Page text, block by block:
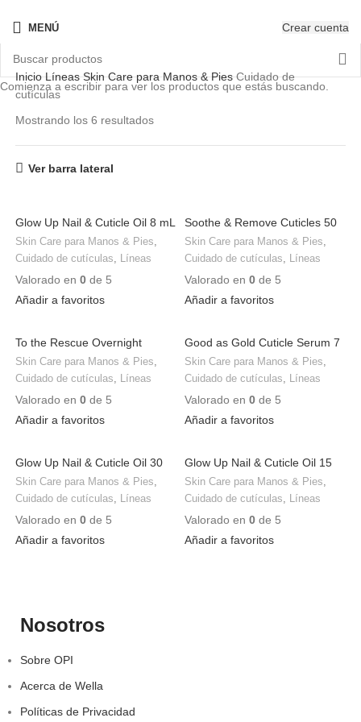
MENÚ Crear cuenta
InicioLíneasSkin Care para Manos & PiesCuidado de
cutículas
Mostrando los 6 resultados
Ver barra lateral
Glow Up Nail & Cuticle Oil 8 mL
Skin Care para Manos & Pies,
Cuidado de cutículas, Líneas
Valorado en0 de 5
Añadir a favoritos
Soothe & Remove Cuticles 50
mL
Skin Care para Manos & Pies,
Cuidado de cutículas, Líneas
Valorado en 0 de 5
Añadir a favoritos
To the Rescue Overnight
Cuticle Balm 20 mL
Skin Care para Manos & Pies,
Cuidado de cutículas, Líneas
Valorado en0 de 5
Añadir a favoritos
Good as Gold Cuticle Serum 7
mL
Skin Care para Manos & Pies,
Cuidado de cutículas, Líneas
Valorado en 0 de 5
Añadir a favoritos
Glow Up Nail & Cuticle Oil 30
mL
Skin Care para Manos & Pies,
Cuidado de cutículas, Líneas
Valorado en0 de 5
Añadir a favoritos
Glow Up Nail & Cuticle Oil 15
mL
Skin Care para Manos & Pies,
Cuidado de cutículas, Líneas
Valorado en 0 de 5
Añadir a favoritos
Nosotros
Sobre OPI
Acerca de Wella
Políticas de Privacidad
Comienza a escribir para ver los productos que estás buscando.